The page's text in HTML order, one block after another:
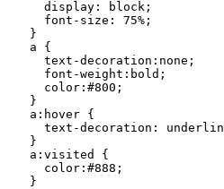
      display: block;
      font-size: 75%;
    }
    a {
      text-decoration:none;
      font-weight:bold;
      color:#800;
    }
    a:hover {
text-decoration:
    }
    a:visited {
      color:#888;
    }